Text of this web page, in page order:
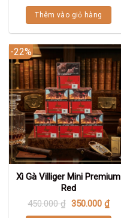
Thêm vào giỏ hàng
-22%
Xì Gà Villiger Mini Premium
Red
450.000₫ 350.000 ₫